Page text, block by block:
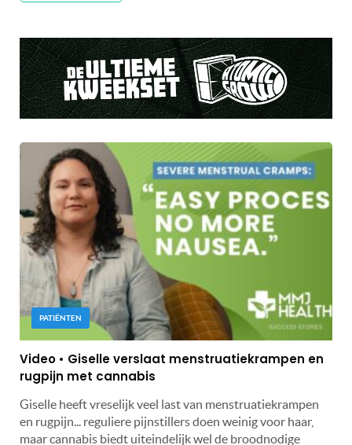
PATIËNTEN
Video • Giselle verslaat menstruatiekrampen en
rugpijn met cannabis
Giselle heeft vreselijk veel last van menstruatiekrampen
en rugpijn... reguliere pijnstillers doen weinig voor haar,
maar cannabis biedt uiteindelijk wel de broodnodige